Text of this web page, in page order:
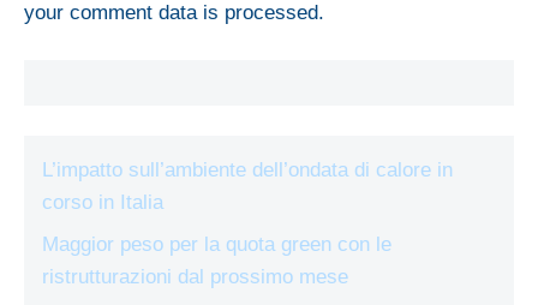
your comment data is processed.
L’impatto sull’ambiente dell’ondata di calore in
corso in Italia
Maggior peso per la quota green con le
ristrutturazioni dal prossimo mese